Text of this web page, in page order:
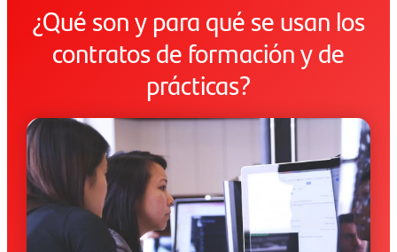
¿Qué son y para qué se usan los
contratos de formación y de
prácticas?